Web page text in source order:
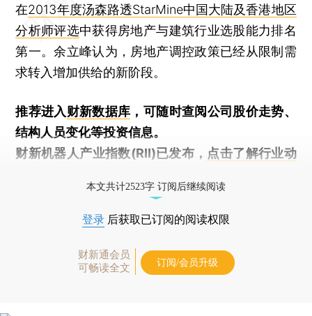
在2013年度汤森路透StarMine中国大陆及香港地区
分析师评选中获得房地产与建筑行业选股能力排名
第一。余立峰认为，房地产调控政策已经从限制需
求转入增加供给的新阶段。
推荐进入财新数据库 ，可随时查阅公司股价走势、
结构人员变化等投资信息。
财新机器人产业指数(RII)已发布， 点击了解行业动
本文共计2523字 订阅后继续阅读
登录 后获取已订阅的阅读权限
财新通会员
可畅读全文
订阅/会员升级